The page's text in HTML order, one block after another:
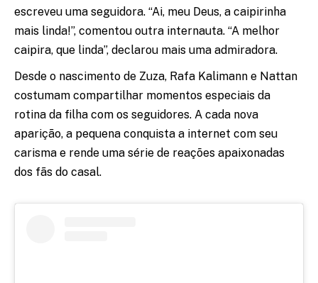
escreveu uma seguidora. “Ai, meu Deus, a caipirinha
mais linda!”, comentou outra internauta. “A melhor
caipira, que linda”, declarou mais uma admiradora.
Desde o nascimento de Zuza, Rafa Kalimann e Nattan
costumam compartilhar momentos especiais da
rotina da filha com os seguidores. A cada nova
aparição, a pequena conquista a internet com seu
carisma e rende uma série de reações apaixonadas
dos fãs do casal.